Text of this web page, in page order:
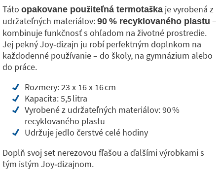
Táto opakovane použiteľná termotaška je vyrobená z
udržateľných materiálov: 90 % recyklovaného plastu –
kombinuje funkčnosť s ohľadom na životné prostredie.
Jej pekný Joy‑dizajn ju robí perfektným doplnkom na
každodenné používanie – do školy, na gymnázium alebo
do práce.
Rozmery: 23 x 16 x 16 cm
Kapacita: 5,5 litra
Vyrobené z udržateľných materiálov: 90 %
recyklovaného plastu
Udržuje jedlo čerstvé celé hodiny
Doplň svoj set nerezovou fľašou a ďalšími výrobkami s
tým istým Joy‑dizajnom.